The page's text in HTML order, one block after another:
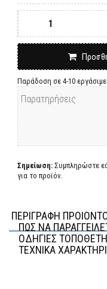
Παράδοση σε 4-10
Σημείωση: Συμπληρώστε
για το προϊόν.
ΠΕΡΙΓΡΑΦΗ
ΠΩΣ ΝΑ
ΟΔΗΓΙΕΣ
ΤΕΧΝΙΚΑ